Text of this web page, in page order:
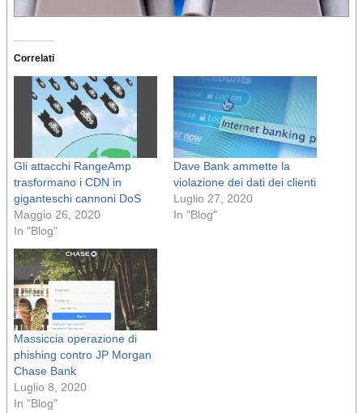
Correlati
Gli attacchi RangeAmp
trasformano i CDN in
giganteschi cannoni DoS
Maggio 26, 2020
In "Blog"
Dave Bank ammette la
violazione dei dati dei clienti
Luglio 27, 2020
In "Blog"
Massiccia operazione di
phishing contro JP Morgan
Chase Bank
Luglio 8, 2020
In "Blog"